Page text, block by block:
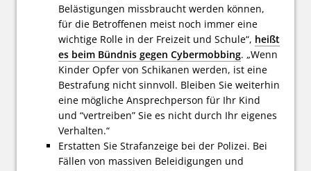
Belästigungen missbraucht werden können,
für die Betroffenen meist noch immer eine
wichtige Rolle in der Freizeit und Schule“, heißt
es beim Bündnis gegen Cybermobbing. „Wenn
Kinder Opfer von Schikanen werden, ist eine
Bestrafung nicht sinnvoll. Bleiben Sie weiterhin
eine mögliche Ansprechperson für Ihr Kind
und “vertreiben” Sie es nicht durch Ihr eigenes
Verhalten.“
Erstatten Sie Strafanzeige bei der Polizei. Bei
Fällen von massiven Beleidigungen und